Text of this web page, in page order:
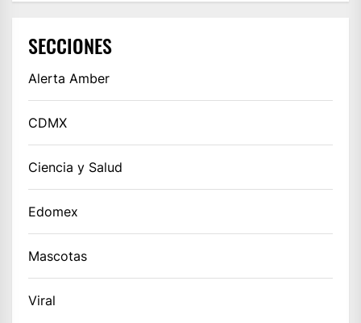
SECCIONES
Alerta Amber
CDMX
Ciencia y Salud
Edomex
Mascotas
Viral